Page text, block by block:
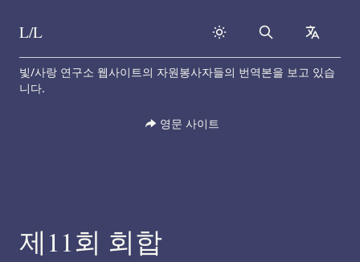
Skip to content
L/L Search
빛/사랑 연구소 웹사이트의 자원봉사자들의 번역본을 보고 있습
니다.
영문 사이트
제11회 회합